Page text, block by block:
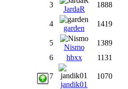
3
JardaR
1888
4
garden
1419
5
Nismo
1389
6
hbxx 1131
7
jandik01
1070